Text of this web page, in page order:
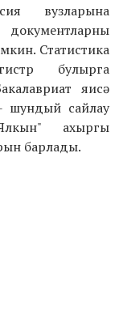
вузларына
документларны
Статистика
булырга
яисә
шундый сайлау
ахыргы
барлады.